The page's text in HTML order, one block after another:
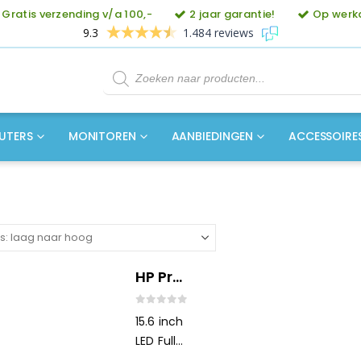
Gratis verzending v/a 100,- 2 jaar garantie!
Op
9.3
1.484 reviews
Producten
zoeken
MONITOREN AANBIEDINGEN
HP ProBook 450 G5
15.6 inch
LED Full